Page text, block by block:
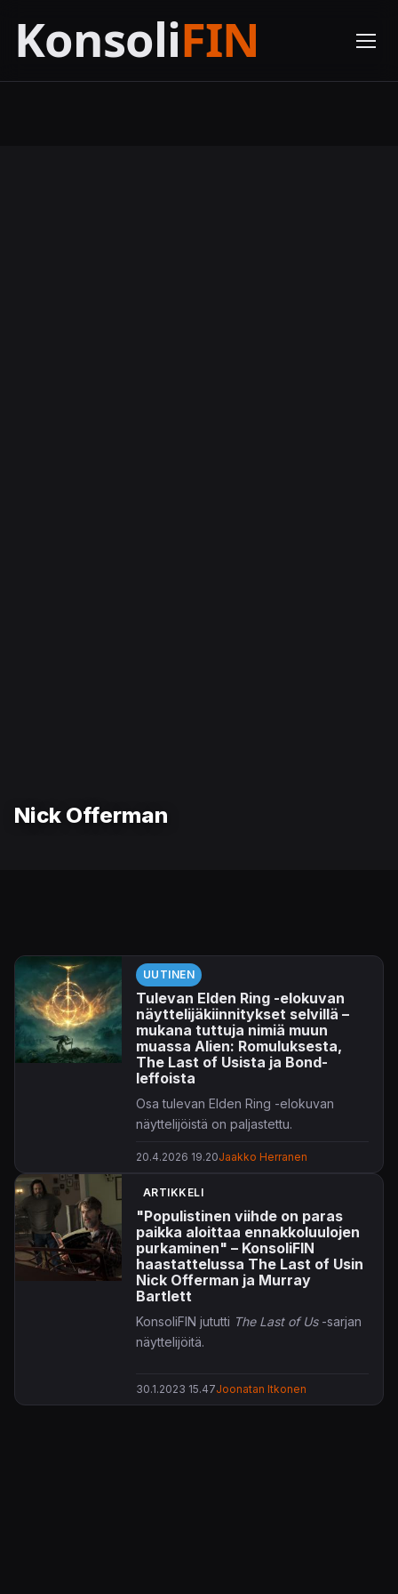
Nick Offerman
UUTINEN
Tulevan Elden Ring -elokuvan
näyttelijäkiinnitykset selvillä –
mukana tuttuja nimiä muun
muassa Alien: Romuluksesta,
The Last of Usista ja Bond-
leffoista
Osa tulevan Elden Ring -elokuvan
näyttelijöistä on paljastettu.
Keskeisessä roolissa nähdään
Knives Out Mysterystä
Spaeny(IMDB) – kuten viime vuonna jo
huhuiltiinkin. Spaeny on muuten tuttu
myös ohjaajana toimivanAlex
Garlandinkehuja keränneestä
Warista, nuoren Jessie-valokuvaajan
roolista.
20.4.2026 19.20Jaakko Herranen
ARTIKKELI
"Populistinen viihde on paras
paikka aloittaa ennakkoluulojen
purkaminen" – KonsoliFIN
haastattelussa The Last of Usin
Nick Offerman ja Murray
Bartlett
KonsoliFIN jututti The Last of Us-sarjan
näyttelijöitä.
30.1.2023 15.47Joonatan Itkonen